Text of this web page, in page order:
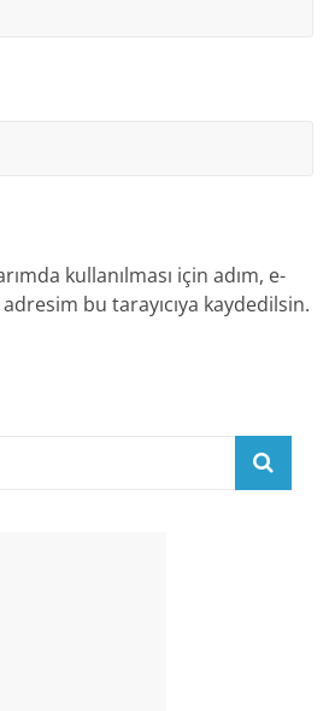
kullanılması için adım, e-
bu tarayıcıya kaydedilsin.